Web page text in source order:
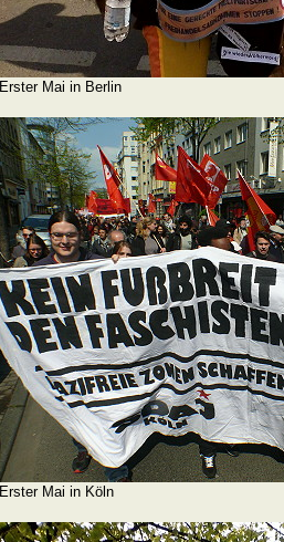
Erster Mai in Berlin
Erster Mai in Köln